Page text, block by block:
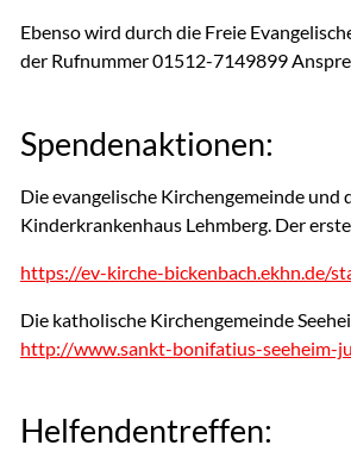
Ebenso wird durch die Freie
der Rufnummer 01512-7149899
Spendenaktionen:
Die evangelische Kirchengemeinde
Kinderkrankenhaus Lehmberg. Der
https://ev-kirche-bickenbach.ekhn.de/
Die katholische Kirchengemeinde
http://www.sankt-bonifatius-seeheim-
Helfendentreffen: